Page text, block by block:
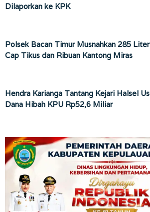
Dilaporkan ke KPK
Polsek Bacan Timur Musnahkan 285 Liter
Cap Tikus dan Ribuan Kantong Miras
Hendra Karianga Tantang Kejari Halsel
Dana Hibah KPU Rp52,6 Miliar